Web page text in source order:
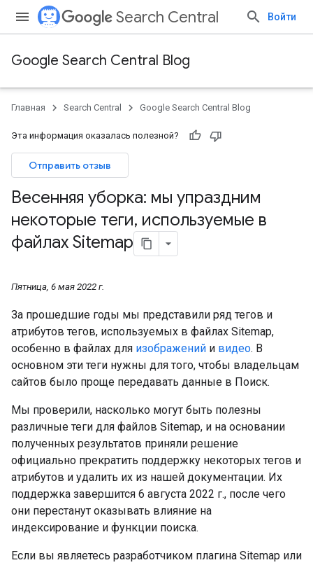
Search Central Войти
Google Search Central Blog
Главная Search Central Google Search Central Blog
Эта информация оказалась полезной?
Отправить отзыв
Весенняя уборка: мы упраздним
некоторые теги, используемые в
файлах Sitemap
Пятница, 6 мая 2022 г.
За прошедшие годы мы представили ряд тегов и
атрибутов тегов, используемых в файлах Sitemap,
особенно в файлах для изображений и видео. В
основном эти теги нужны для того, чтобы владельцам
сайтов было проще передавать данные в Поиск.
Мы проверили, насколько могут быть полезны
различные теги для файлов Sitemap, и на основании
полученных результатов приняли решение
официально прекратить поддержку некоторых тегов и
атрибутов и удалить их из нашей документации. Их
поддержка завершится 6 августа 2022 г., после чего
они перестанут оказывать влияние на
индексирование и функции поиска.
Если вы являетесь разработчиком плагина Sitemap или